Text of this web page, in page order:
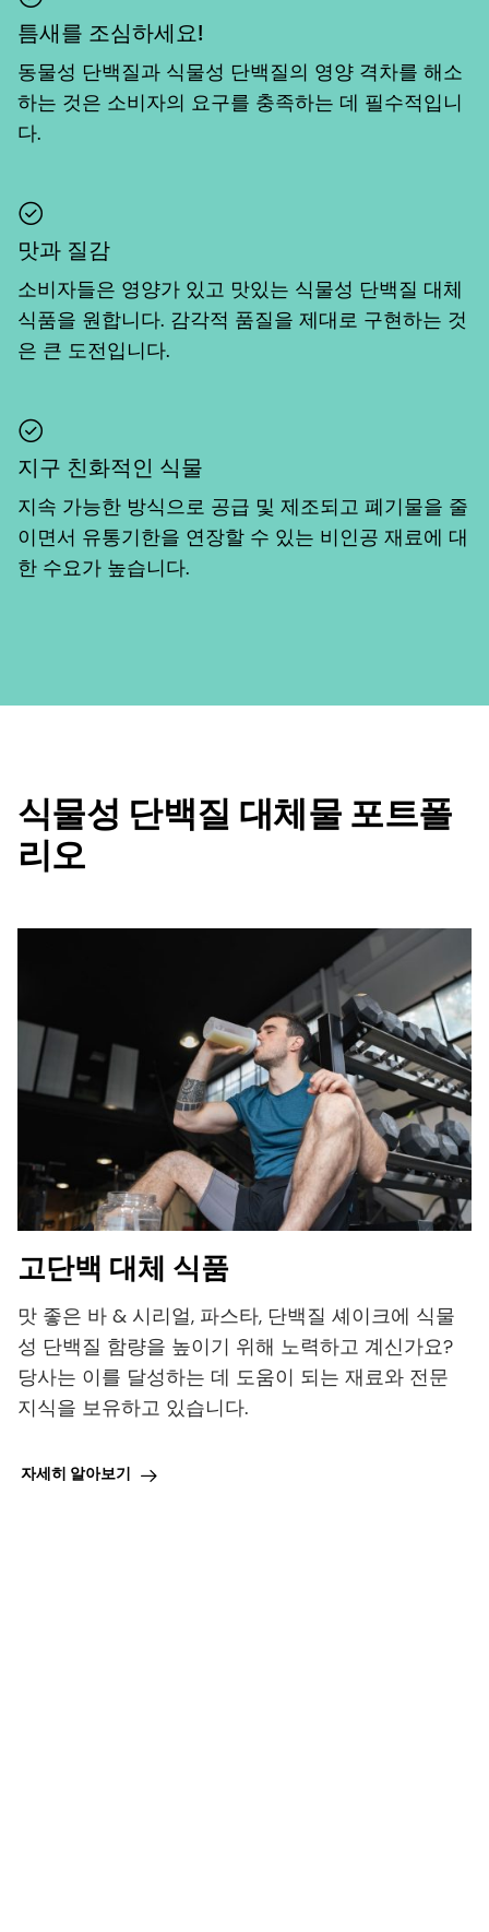
틈새를 조심하세요!
동물성 단백질과 식물성 단백질의 영양 격차를 해소
하는 것은 소비자의 요구를 충족하는 데 필수적입니
다.
맛과 질감
소비자들은 영양가 있고 맛있는 식물성 단백질 대체
식품을 원합니다. 감각적 품질을 제대로 구현하는 것
은 큰 도전입니다.
지구 친화적인 식물
지속 가능한 방식으로 공급 및 제조되고 폐기물을 줄
이면서 유통기한을 연장할 수 있는 비인공 재료에 대
한 수요가 높습니다.
식물성 단백질 대체물 포트폴
리오
고단백 대체 식품
맛 좋은 바 & 시리얼, 파스타, 단백질 셰이크에 식물
성 단백질 함량을 높이기 위해 노력하고 계신가요?
당사는 이를 달성하는 데 도움이 되는 재료와 전문
지식을 보유하고 있습니다.
자세히 알아보기